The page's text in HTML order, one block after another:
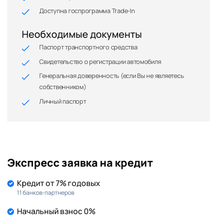
Доступна госпрограмма Trade-In
Необходимые документы
Паспорт транспортного средства
Свидетельство о регистрации автомобиля
Генеральная доверенность (если Вы не являетесь
собственником)
Личный паспорт
Экспресс заявка на кредит
Кредит от 7% годовых
11 банков-партнеров
Начальный взнос 0%